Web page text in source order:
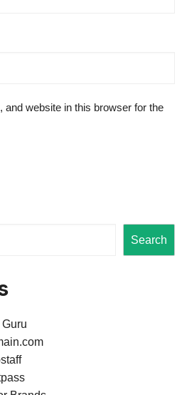
and website in this browser for the
Search